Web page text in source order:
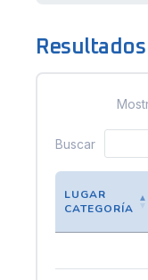
Buscar
LUGAR
CATEGORÍA